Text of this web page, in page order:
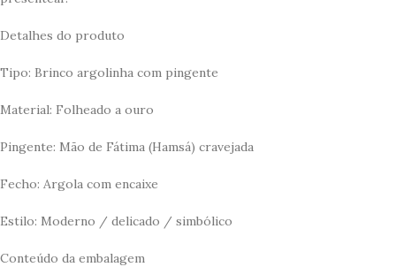
Detalhes do produto
Tipo: Brinco argolinha com pingente
Material: Folheado a ouro
Pingente: Mão de Fátima (Hamsá) cravejada
Fecho: Argola com encaixe
Estilo: Moderno / delicado / simbólico
Conteúdo da embalagem